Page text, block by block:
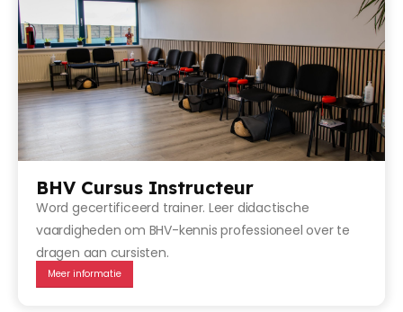
BHV Cursus Instructeur
Word gecertificeerd trainer. Leer didactische
vaardigheden om BHV-kennis professioneel over te
dragen aan cursisten.
Meer informatie